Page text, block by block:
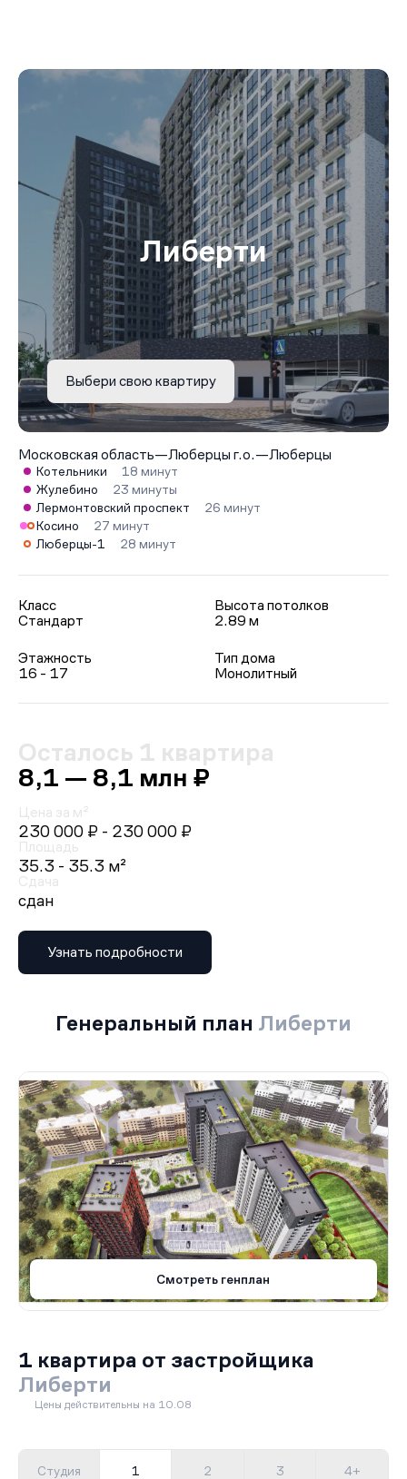
Либерти
Выбери свою квартиру
Московская область—Люберцы г.о.—Люберцы
Котельники
18 минут
Жулебино
23 минуты
Лермонтовский проспект
26 минут
Косино
27 минут
Люберцы-1
28 минут
Класс
Стандарт
Высота потолков
2.89 м
Этажность
16 - 17
Тип дома
Монолитный
Осталось 1 квартира
8,1 — 8,1 млн ₽
Цена за м²
230 000 ₽ - 230 000 ₽
Площадь
35.3 - 35.3 м²
Сдача
сдан
Узнать подробности
Генеральный план Либерти
Смотреть генплан
1 квартира от застройщика
Либерти
Цены действительны на 10.08
Студия 1 2 3 4+